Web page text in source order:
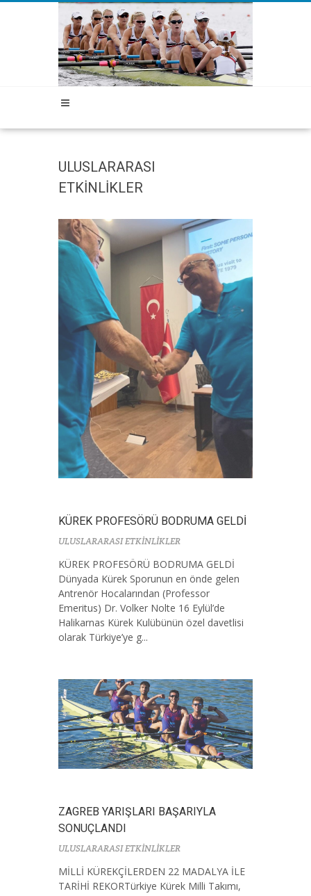
ULUSLARARASI
ETKİNLİKLER
KÜREK PROFESÖRÜ BODRUMA GELDİ
ULUSLARARASI ETKİNLİKLER
KÜREK PROFESÖRÜ BODRUMA GELDİ
Dünyada Kürek Sporunun en önde gelen
Antrenör Hocalarından (Professor
Emeritus) Dr. Volker Nolte 16 Eylül’de
Halikarnas Kürek Kulübünün özel davetlisi
olarak Türkiye’ye g...
ZAGREB YARIŞLARI BAŞARIYLA
SONUÇLANDI
ULUSLARARASI ETKİNLİKLER
MİLLİ KÜREKÇİLERDEN 22 MADALYA İLE
TARİHİ REKORTürkiye Kürek Milli Takımı,